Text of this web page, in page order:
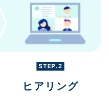
STEP.2
ヒアリング